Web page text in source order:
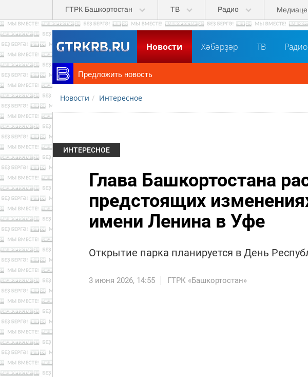
Перейти к основному содержанию
ГТРК Башкортостан ТВ Радио
Новости Хәбәрҙәр ТВ Радио
Предложить новость
Новости Интересное
ИНТЕРЕСНОЕ
Глава Башкортостана
предстоящих
имени Ленина в Уфе
Открытие парка планируется в День
3 июня 2026, 14:55 ГТРК «Башкортостан»